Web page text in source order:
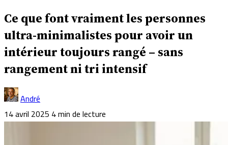
Ce que font vraiment les personnes
ultra-minimalistes pour avoir un
intérieur toujours rangé – sans
rangement ni tri intensif
André
14 avril 2025 4 min de lecture